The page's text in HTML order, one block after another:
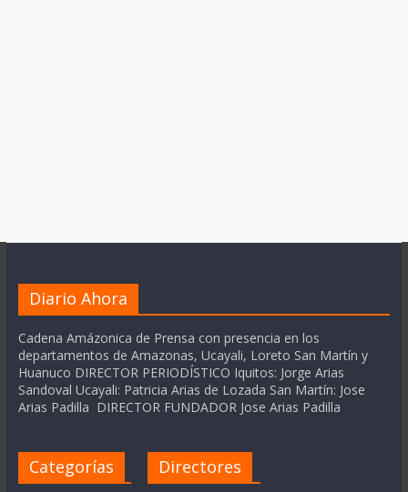
Diario Ahora
Cadena Amázonica de Prensa con presencia en los
departamentos de Amazonas, Ucayali, Loreto San Martín y
Huanuco DIRECTOR PERIODÍSTICO Iquitos: Jorge Arias
Sandoval Ucayali: Patricia Arias de Lozada San Martín: Jose
Arias Padilla DIRECTOR FUNDADOR Jose Arias Padilla
Categorías Directores